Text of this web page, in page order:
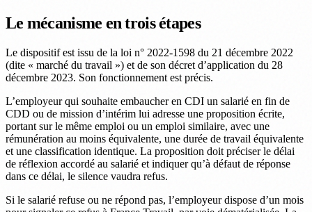
Le mécanisme en trois étapes
Le dispositif est issu de la loi n° 2022-1598 du 21 décembre 2022
(dite « marché du travail ») et de son décret d’application du 28
décembre 2023. Son fonctionnement est précis.
L’employeur qui souhaite embaucher en CDI un salarié en fin de
CDD ou de mission d’intérim lui adresse une proposition écrite,
portant sur le même emploi ou un emploi similaire, avec une
rémunération au moins équivalente, une durée de travail équivalente
et une classification identique. La proposition doit préciser le délai
de réflexion accordé au salarié et indiquer qu’à défaut de réponse
dans ce délai, le silence vaudra refus.
Si le salarié refuse ou ne répond pas, l’employeur dispose d’un mois